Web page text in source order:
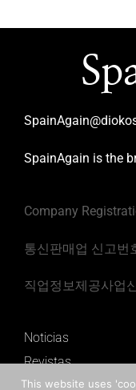
SpainAgain is the
Company
통신판매업 신고번
직업정보제공사업
Noticias
Revistas
This website uses